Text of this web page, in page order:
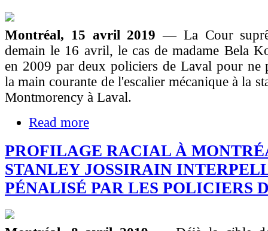
Montréal, 15 avril 2019— La Cour
demain le 16 avril, le cas de madame Bela
en 2009 par deux policiers de Laval pour ne
la main courante de l'escalier mécanique à la
Montmorency à Laval.
Read more
PROFILAGE RACIAL À
STANLEY JOSSIRAIN
PÉNALISÉ PAR LES POLICIERS